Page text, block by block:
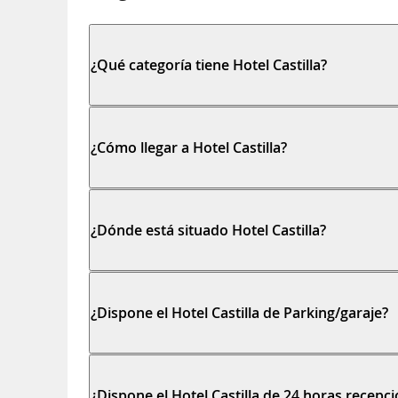
¿Qué categoría tiene Hotel Castilla?
¿Cómo llegar a Hotel Castilla?
¿Dónde está situado Hotel Castilla?
¿Dispone el Hotel Castilla de Parking/garaje?